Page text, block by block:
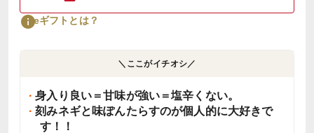
eギフトとは？
＼ここがイチオシ／
身入り良い＝甘味が強い＝塩辛くない。
刻みネギと味ぽんたらすのが個人的に大好きで
す！！